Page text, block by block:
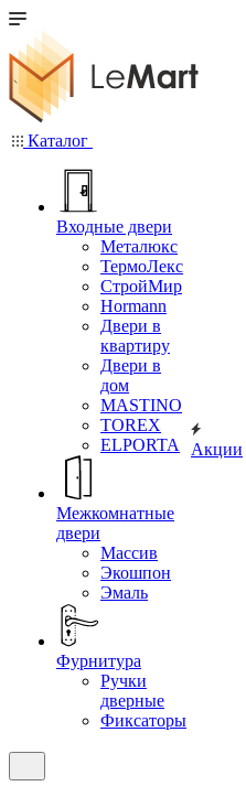
Каталог
Входные двери
Металюкс
ТермоЛекс
СтройМир
Hormann
Двери в
квартиру
Двери в
дом
MASTINO
TOREX
ELPORTA
Межкомнатные
двери
Массив
Экошпон
Эмаль
Фурнитура
Ручки
дверные
Фиксаторы
Акции